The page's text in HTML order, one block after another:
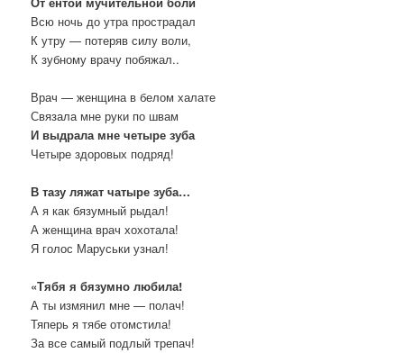
Всю ночь до утра прострадал
К утру — потеряв силу воли,
К зубному врачу побяжал..
Врач — женщина в белом халате
Связала мне руки по швам
И выдрала мне четыре зуба
Четыре здоровых подряд!
В тазу ляжат чатыре зуба…
А я как бязумный рыдал!
А женщина врач хохотала!
Я голос Маруськи узнал!
«Тябя я бязумно любила!
А ты измянил мне — полач!
Тяперь я тябе отомстила!
За все самый подлый трепач!